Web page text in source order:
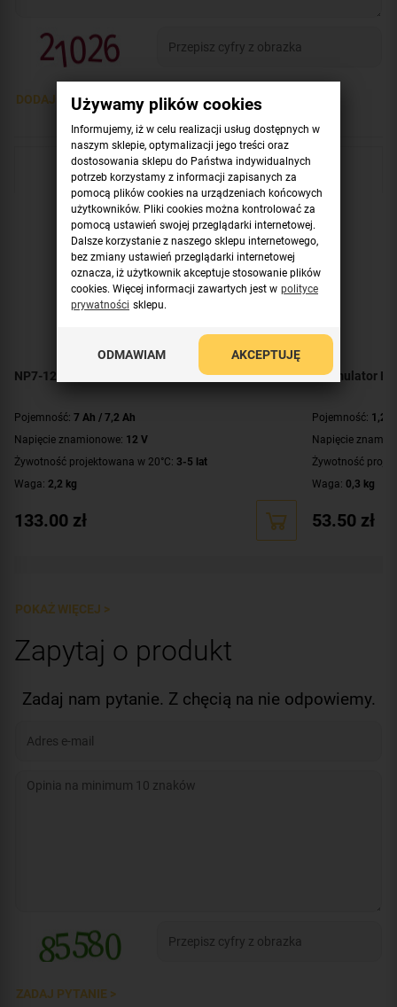
DODAJ OPINIĘ >
Sprawdź również
NP7-12 YUASA 7Ah 12V Akumulator AGM
Pojemność: 7 Ah / 7,2 Ah
Napięcie znamionowe: 12 V
Żywotność projektowana w 20°C: 3-5 lat
Waga: 2,2 kg
133.00 zł
Akumulator EP
Pojemność: 1,2
Napięcie
Żywotność
Waga: 0,3 kg
53.50 zł
POKAŻ WIĘCEJ >
Zapytaj o produkt
Zadaj nam pytanie. Z chęcią na nie odpowiemy.
ZADAJ PYTANIE >
Używamy plików cookies
Informujemy, iż w celu realizacji usług dostępnych w
naszym sklepie, optymalizacji jego treści oraz
dostosowania sklepu do Państwa indywidualnych
potrzeb korzystamy z informacji zapisanych za
pomocą plików cookies na urządzeniach końcowych
użytkowników. Pliki cookies można kontrolować za
pomocą ustawień swojej przeglądarki internetowej.
Dalsze korzystanie z naszego sklepu internetowego,
bez zmiany ustawień przeglądarki internetowej
oznacza, iż użytkownik akceptuje stosowanie plików
cookies. Więcej informacji zawartych jest w polityce
prywatności sklepu.
ODMAWIAM AKCEPTUJĘ